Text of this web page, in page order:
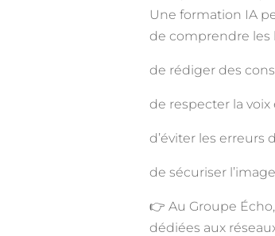
Une formation IA
de comprendre les
de rédiger des
de respecter la
d’éviter les
de sécuriser
👉 Au Groupe
dédiées aux